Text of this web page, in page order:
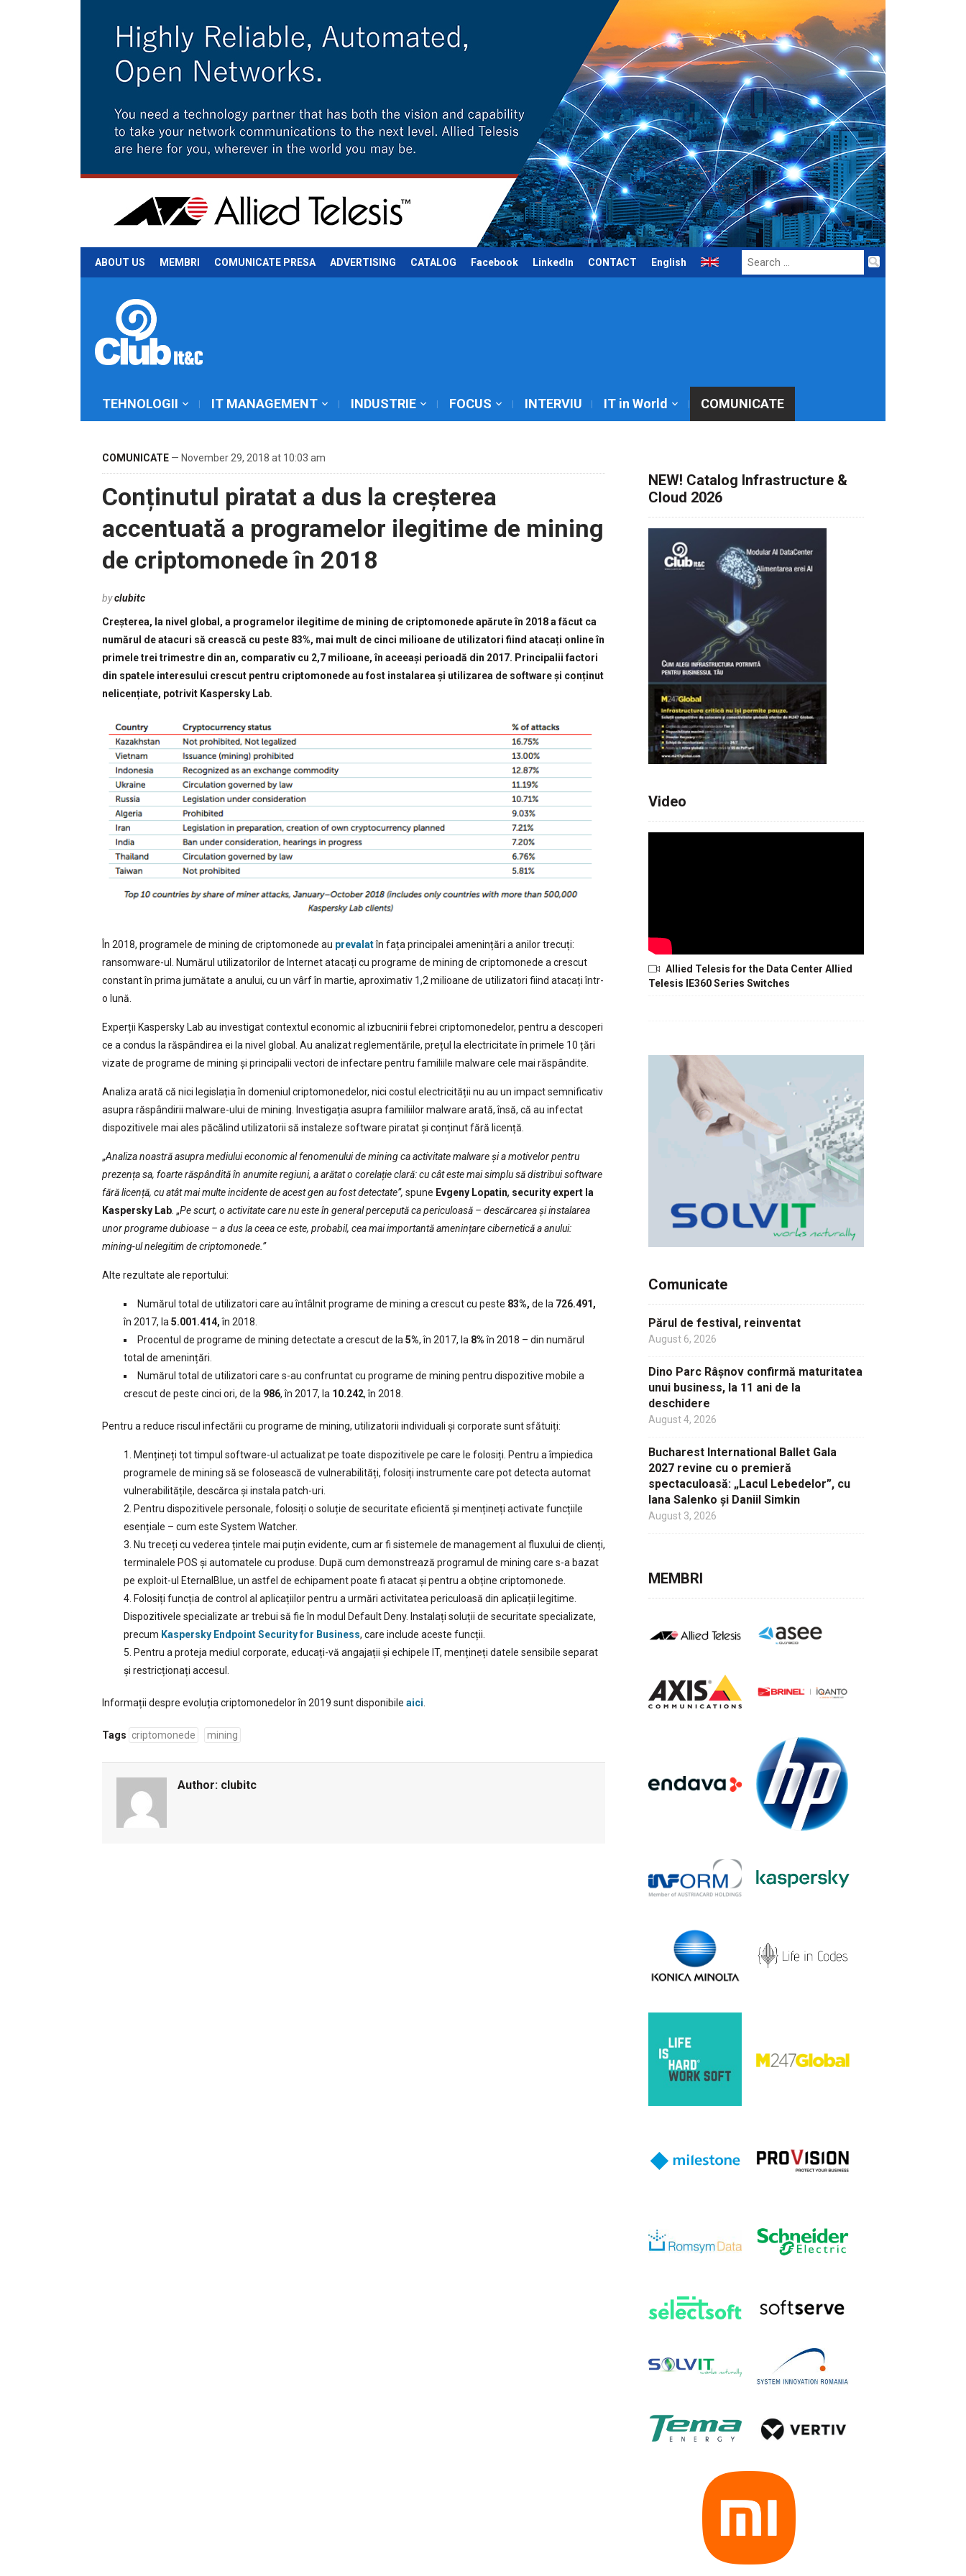
ABOUT US MEMBRI COMUNICATE PRESA ADVERTISING CATALOG Facebook LinkedIn CONTACT English
Search
for:
TEHNOLOGII IT MANAGEMENT INDUSTRIE FOCUS INTERVIU IT in World COMUNICATE
COMUNICATE — November 29, 2018 at 10:03 am
Conținutul piratat a dus la creșterea
accentuată a programelor ilegitime de mining
de criptomonede în 2018
byclubitc
Creșterea, la nivel global, a programelor ilegitime de mining de criptomonede apărute în 2018 a făcut ca
numărul de atacuri să crească cu peste 83%, mai mult de cinci milioane de utilizatori fiind atacați online în
primele trei trimestre din an, comparativ cu 2,7 milioane, în aceeași perioadă din 2017. Principalii factori
din spatele interesului crescut pentru criptomonede au fost instalarea și utilizarea de software și conținut
nelicențiate, potrivit Kaspersky Lab.
În 2018, programele de mining de criptomonede au prevalatîn fața principalei amenințări a anilor trecuți:
ransomware-ul. Numărul utilizatorilor de Internet atacați cu programe de mining de criptomonede a crescut
constant în prima jumătate a anului, cu un vârf în martie, aproximativ 1,2 milioane de utilizatori fiind atacați într-
o lună.
Experții Kaspersky Lab au investigat contextul economic al izbucnirii febrei criptomonedelor, pentru a descoperi
ce a condus la răspândirea ei la nivel global. Au analizat reglementările, prețul la electricitate în primele 10 țări
vizate de programe de mining și principalii vectori de infectare pentru familiile malware cele mai răspândite.
Analiza arată că nici legislația în domeniul criptomonedelor, nici costul electricității nu au un impact semnificativ
asupra răspândirii malware-ului de mining. Investigația asupra familiilor malware arată, însă, că au infectat
dispozitivele mai ales păcălind utilizatorii să instaleze software piratat și conținut fără licență.
„Analiza noastră asupra mediului economic al fenomenului de mining ca activitate malware și a motivelor pentru
prezența sa, foarte răspândită în anumite regiuni, a arătat o corelație clară: cu cât este mai simplu să distribui software
fără licență, cu atât mai multe incidente de acest gen au fost detectate”, spune Evgeny Lopatin, security expert la
Kaspersky Lab. „Pe scurt, o activitate care nu este în general percepută ca periculoasă – descărcarea și instalarea
unor programe dubioase – a dus la ceea ce este, probabil, cea mai importantă amenințare cibernetică a anului:
mining-ul nelegitim de criptomonede.”
Alte rezultate ale reportului:
Numărul total de utilizatori care au întâlnit programe de mining a crescut cu peste 83%, de la 726.491,
în 2017, la5.001.414,în 2018.
Procentul de programe de mining detectate a crescut de la5%, în 2017, la 8%în 2018 – din numărul
total de amenințări.
Numărul total de utilizatori care s-au confruntat cu programe de mining pentru dispozitive mobile a
crescut de peste cinci ori, de la 986, în 2017, la 10.242, în 2018.
Pentru a reduce riscul infectării cu programe de mining, utilizatorii individuali și corporate sunt sfătuiți:
Mențineți tot timpul software-ul actualizat pe toate dispozitivele pe care le folosiți. Pentru a împiedica
programele de mining să se folosească de vulnerabilități, folosiți instrumente care pot detecta automat
vulnerabilitățile, descărca și instala patch-uri.
Pentru dispozitivele personale, folosiți o soluție de securitate eficientă și mențineți activate funcțiile
esențiale – cum este System Watcher.
Nu treceți cu vederea țintele mai puțin evidente, cum ar fi sistemele de management al fluxului de clienți,
terminalele POS și automatele cu produse. După cum demonstrează programul de mining care s-a bazat
pe exploit-ul EternalBlue, un astfel de echipament poate fi atacat și pentru a obține criptomonede.
Folosiți funcția de control al aplicațiilor pentru a urmări activitatea periculoasă din aplicații legitime.
Dispozitivele specializate ar trebui să fie în modul Default Deny. Instalați soluții de securitate specializate,
precum Kaspersky Endpoint Security for Business, care include aceste funcții.
Pentru a proteja mediul corporate, educați-vă angajații și echipele IT, mențineți datele sensibile separat
și restricționați accesul.
Informații despre evoluția criptomonedelor în 2019 sunt disponibile aici.
Tags criptomonede mining
Author: clubitc
NEW! Catalog Infrastructure &
Cloud 2026
Video
Allied Telesis for the Data Center Allied
Telesis IE360 Series Switches
Comunicate
Părul de festival, reinventat
August 6, 2026
Dino Parc Râșnov confirmă maturitatea
unui business, la 11 ani de la
deschidere
August 4, 2026
Bucharest International Ballet Gala
2027 revine cu o premieră
spectaculoasă: „Lacul Lebedelor”, cu
Iana Salenko și Daniil Simkin
August 3, 2026
MEMBRI